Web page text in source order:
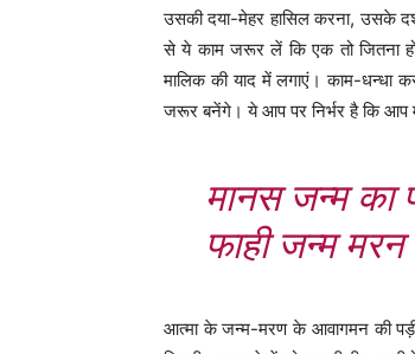
उसकी दया-मेहर हासिल करना, उसके
से ये काम जरूर लें कि एक तो जितना हो
मालिक की याद में लगाएं। काम-धन्धा
जरूर बनेंगे। ये आप पर निर्भर है कि
मानस जन्म का
फाही जन्म
आत्मा के जन्म-मरण के आवागमन की